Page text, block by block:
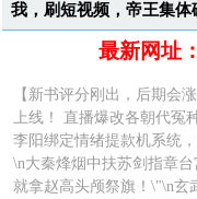
我，刷短视频，帝王集
最新网址
【新书评分刚出，后期会
上线！ 直播爆改各朝代冤
李阳绑定情绪提款机系统
\n大秦烽烟中扶苏剑指章
就拿赵高头颅祭旗！\"\n玄